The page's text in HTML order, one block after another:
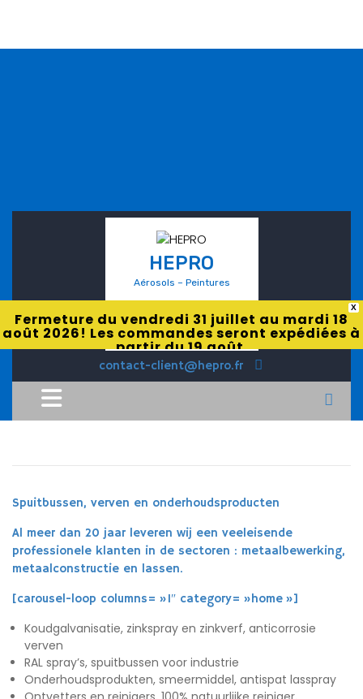
X
Fermeture du vendredi 31 juillet au mardi 18
août 2026! Les commandes seront expédiées à
partir du 19 août.
HEPRO
Aérosols – Peintures
contact-client@hepro.fr
Spuitbussen, verven en onderhoudsproducten
Al meer dan 20 jaar leveren wij een veeleisende
professionele klanten in de sectoren : metaalbewerking,
metaalconstructie en lassen.
[carousel-loop columns= »1″ category= »home »]
Koudgalvanisatie, zinkspray en zinkverf, anticorrosie
verven
RAL spray’s, spuitbussen voor industrie
Onderhoudsprodukten, smeermiddel, antispat lasspray